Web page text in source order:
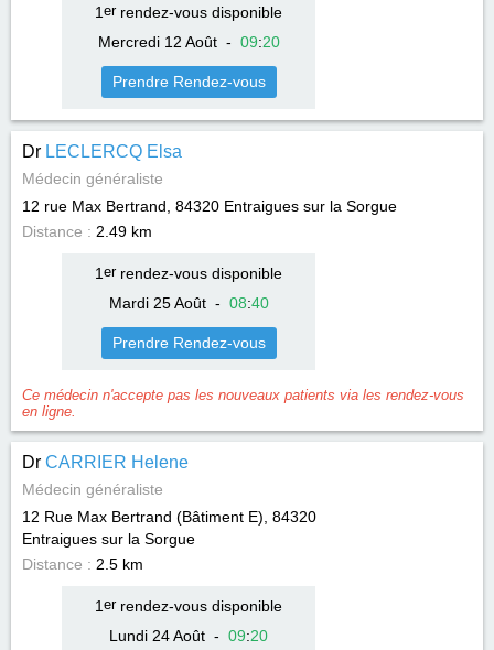
1 errendez-vous disponible
Mercredi 12 Août- 09:20
Prendre Rendez-vous
Dr LECLERCQ Elsa
Médecin généraliste
12 rue Max Bertrand, 84320 Entraigues sur la Sorgue
Distance : 2.49 km
1 errendez-vous disponible
Mardi 25 Août- 08:40
Prendre Rendez-vous
Ce médecin n'accepte pas les nouveaux patients via les rendez-vous
en ligne.
Dr CARRIER Helene
Médecin généraliste
12 Rue Max Bertrand (Bâtiment E), 84320
Entraigues sur la Sorgue
Distance : 2.5 km
1 errendez-vous disponible
Lundi 24 Août - 09:20